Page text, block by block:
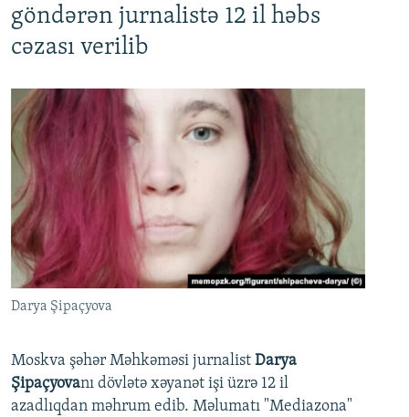
göndərən jurnalistə 12 il həbs
cəzası verilib
Darya Şipaçyova
Moskva şəhər Məhkəməsi jurnalist Darya
Şipaçyovanı dövlətə xəyanət işi üzrə 12 il
azadlıqdan məhrum edib. Məlumatı "Mediazona"